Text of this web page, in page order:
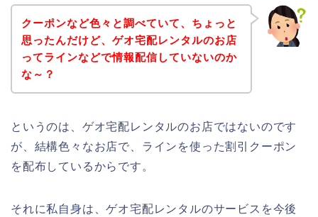
クーポンなど色々と調べていて、ちょっと
思ったんだけど、ゲオ宅配レンタルのお店
ってラインなどで情報配信していないのか
な～？
というのは、ゲオ宅配レンタルのお店ではないのです
が、結構色々なお店で、ラインを使った割引クーポン
を配布しているからです。
それに私自身は、ゲオ宅配レンタルのサービスを今後